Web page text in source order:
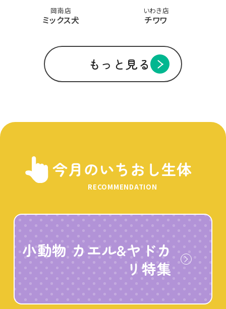
岡南店
ミックス犬
いわき店
チワワ
もっと見る
今月のいちおし生体
RECOMMENDATION
小動物 カエル&ヤドカ
リ特集